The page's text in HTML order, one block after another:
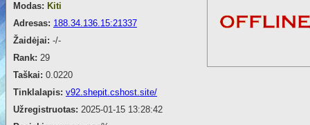
Modas: Kiti
Adresas: 188.34.136.15:21337
Žaidėjai: -/-
Rank: 29
Taškai: 0.0220
Tinklalapis: v92.shepit.cshost.site/
Užregistruotas: 2025-01-15 13:28:42